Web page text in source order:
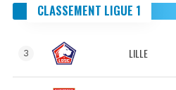
CLASSEMENT LIGUE 1
3 LILLE